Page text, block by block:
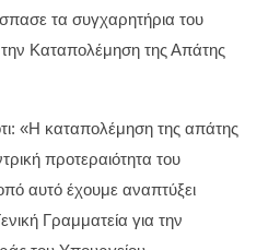
τα συγχαρητήρια του
Καταπολέμηση της Απάτης
«Η καταπολέμηση της απάτης
προτεραιότητα του
αυτό έχουμε αναπτύξει
Γραμματεία για την